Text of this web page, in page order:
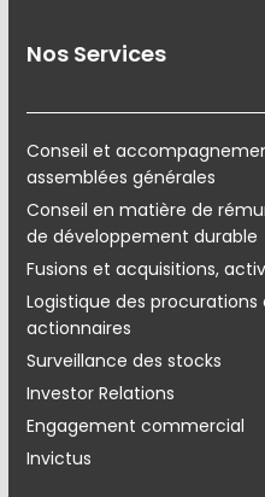
Nos Services
Conseil et
assemblées générales
Conseil en matière de
de développement durable
Fusions et acquisitions,
Logistique des
actionnaires
Surveillance des stocks
Investor Relations
Engagement commercial
Invictus